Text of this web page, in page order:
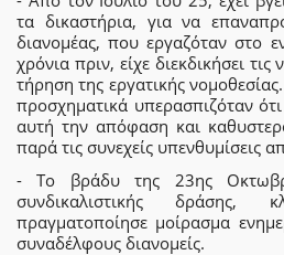
τα δικαστήρια, για να
διανομέας, που εργαζόταν στο
χρόνια πριν, είχε διεκδικήσει
τήρηση της εργατικής
προσχηματικά υπερασπιζόταν
αυτή την απόφαση και
παρά τις συνεχείς υπενθυμίσεις
- Το βράδυ της 23ης
συνδικαλιστικής δράσης,
πραγματοποίησε μοίρασμα
συναδέλφους διανομείς.